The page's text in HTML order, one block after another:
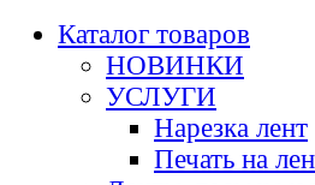
Каталог товаров
НОВИНКИ
УСЛУГИ
Нарезка лент
Печать на